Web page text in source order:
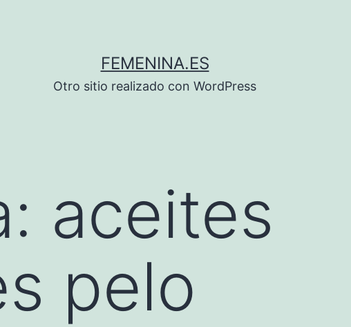
FEMENINA.ES
Otro sitio realizado con WordPress
aceites
pelo